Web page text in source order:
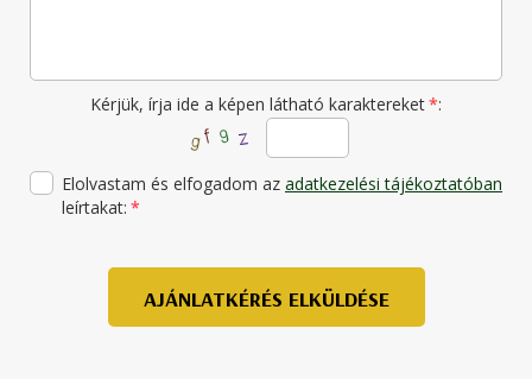
Kérjük, írja ide a képen látható karaktereket*:
Elolvastam és elfogadom az adatkezelési tájékoztatóban
leírtakat: *
AJÁNLATKÉRÉS ELKÜLDÉSE